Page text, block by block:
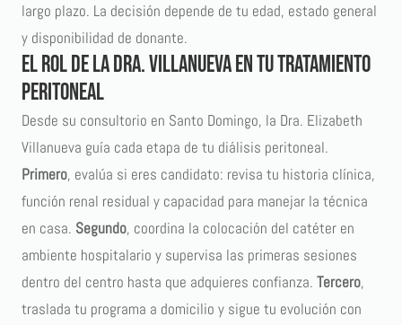
largo plazo. La decisión depende de tu edad, estado general
y disponibilidad de donante.
El rol de la Dra. Villanueva en tu tratamiento
peritoneal
Desde su consultorio en Santo Domingo, la Dra. Elizabeth
Villanueva guía cada etapa de tu diálisis peritoneal.
Primero, evalúa si eres candidato: revisa tu historia clínica,
función renal residual y capacidad para manejar la técnica
en casa. Segundo, coordina la colocación del catéter en
ambiente hospitalario y supervisa las primeras sesiones
dentro del centro hasta que adquieres confianza. Tercero,
traslada tu programa a domicilio y sigue tu evolución con